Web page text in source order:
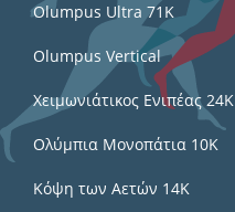
Olumpus Ultra 71K
Olumpus Vertical
Χειμωνιάτικος Ενιπέας 24Κ
Ολύμπια Μονοπάτια 10Κ
Κόψη των Αετών 14Κ